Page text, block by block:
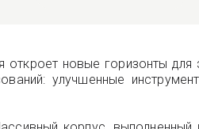
новые горизонты для
улучшенные